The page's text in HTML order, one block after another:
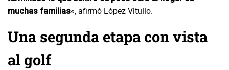
muchas familias«, afirmó López Vitullo.
Una segunda etapa con vista
al golf